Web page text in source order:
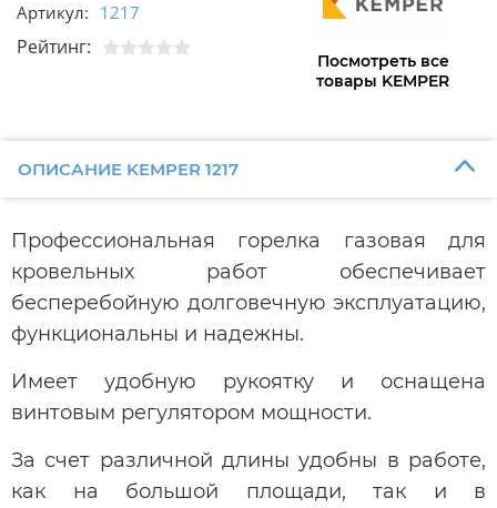
Артикул: 1217
Рейтинг:
Посмотреть все
товары KEMPER
ОПИСАНИЕ KEMPER 1217
Профессиональная горелка газовая для
кровельных работ обеспечивает
бесперебойную долговечную эксплуатацию,
функциональны и надежны.
Имеет удобную рукоятку и оснащена
винтовым регулятором мощности.
За счет различной длины удобны в работе,
как на большой площади, так и в